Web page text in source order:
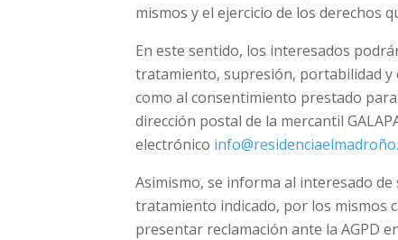
mismos y el ejercicio de los derechos
En este sentido, los interesados
tratamiento, supresión, portabilidad y
como al consentimiento prestado
dirección postal de la mercantil
electrónico
Asimismo, se informa al interesado
tratamiento indicado, por los mismos
presentar reclamación ante la AGPD